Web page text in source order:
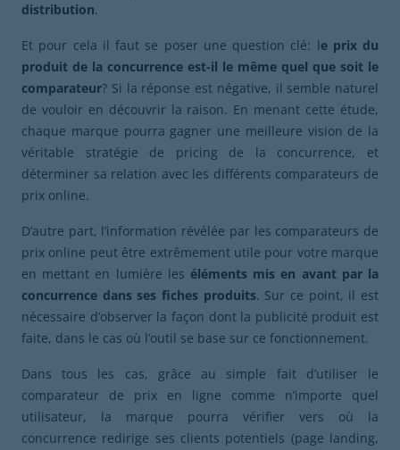
distribution.
Et pour cela il faut se poser une question clé: le prix du
produit de la concurrence est-il le même quel que soit le
comparateur? Si la réponse est négative, il semble naturel
de vouloir en découvrir la raison. En menant cette étude,
chaque marque pourra gagner une meilleure vision de la
véritable stratégie de pricing de la concurrence, et
déterminer sa relation avec les différents comparateurs de
prix online.
D’autre part, l’information révélée par les comparateurs de
prix online peut être extrêmement utile pour votre marque
en mettant en lumière les éléments mis en avant par la
concurrence dans ses fiches produits. Sur ce point, il est
nécessaire d’observer la façon dont la publicité produit est
faite, dans le cas où l’outil se base sur ce fonctionnement.
Dans tous les cas, grâce au simple fait d’utiliser le
comparateur de prix en ligne comme n’importe quel
utilisateur, la marque pourra vérifier vers où la
concurrence redirige ses clients potentiels (page landing,